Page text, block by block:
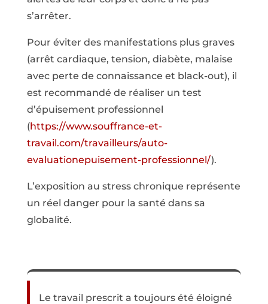
s’arrêter.
Pour éviter des manifestations plus graves
(arrêt cardiaque, tension, diabète, malaise
avec perte de connaissance et black-out), il
est recommandé de réaliser un test
d’épuisement professionnel
(https://www.souffrance-et-
travail.com/travailleurs/auto-
evaluationepuisement-professionnel/).
L’exposition au stress chronique représente
un réel danger pour la santé dans sa
globalité.
Le travail prescrit a toujours été éloigné